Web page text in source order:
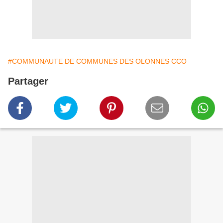
#COMMUNAUTE DE COMMUNES DES OLONNES CCO
Partager